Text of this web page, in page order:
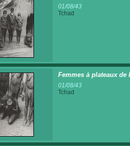
01/08/43
Tchad
Femmes à plateaux de
01/08/43
Tchad